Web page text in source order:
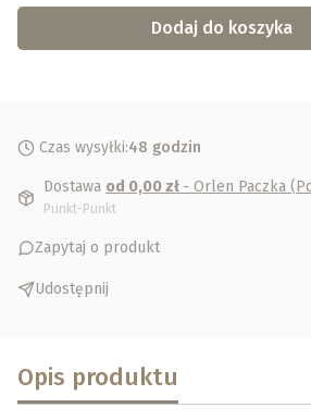
Dodaj do koszyka
Czas wysyłki:48 godzin
Dostawa od 0,00 zł - Orlen Paczka
Punkt-Punkt
Zapytaj o produkt
Udostępnij
Opis produktu